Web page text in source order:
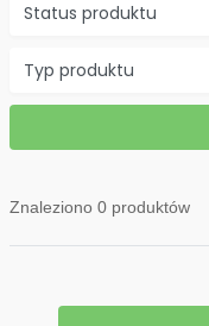
Status produktu
Typ produktu
Znaleziono 0 produktów